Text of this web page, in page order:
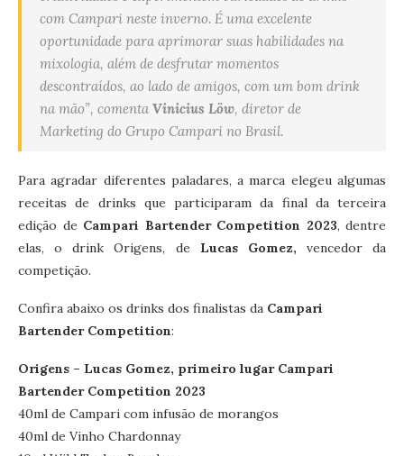
com Campari neste inverno. É uma excelente
oportunidade para aprimorar suas habilidades na
mixologia, além de desfrutar momentos
descontraídos, ao lado de amigos, com um bom drink
na mão”, comenta Vinicius Löw, diretor de
Marketing do Grupo Campari no Brasil.
Para agradar diferentes paladares, a marca elegeu algumas
receitas de drinks que participaram da final da terceira
edição de Campari Bartender Competition 2023, dentre
elas, o drink Origens, de Lucas Gomez, vencedor da
competição.
Confira abaixo os drinks dos finalistas da Campari
Bartender Competition:
Origens – Lucas Gomez, primeiro lugar Campari
Bartender Competition 2023
40ml de Campari com infusão de morangos
40ml de Vinho Chardonnay